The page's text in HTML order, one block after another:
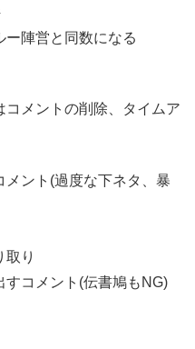
ー陣営と同数になる
メントの削除、タイムア
ント(過度な下ネタ、暴
り
コメント(伝書鳩もNG)